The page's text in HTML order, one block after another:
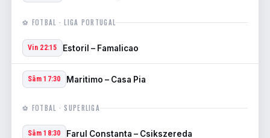
⚽ FOTBAL · LIGA PORTUGAL
Vin 22:15 Estoril – Famalicao
Sâm 17:30 Maritimo – Casa Pia
⚽ FOTBAL · SUPERLIGA
Sâm 18:30 Farul Constanta – Csikszereda